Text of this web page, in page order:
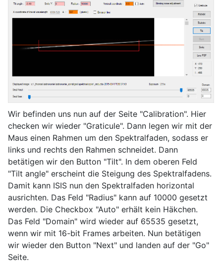
Wir befinden uns nun auf der Seite "Calibration". Hier
checken wir wieder "Graticule". Dann legen wir mit der
Maus einen Rahmen um den Spektralfaden, sodass er
links und rechts den Rahmen schneidet. Dann
betätigen wir den Button "Tilt". In dem oberen Feld
"Tilt angle" erscheint die Steigung des Spektralfadens.
Damit kann ISIS nun den Spektralfaden horizontal
ausrichten. Das Feld "Radius" kann auf 10000 gesetzt
werden. Die Checkbox "Auto" erhält kein Häkchen.
Das Feld "Domain" wird wieder auf 65535 gesetzt,
wenn wir mit 16-bit Frames arbeiten. Nun betätigen
wir wieder den Button "Next" und landen auf der "Go"
Seite.